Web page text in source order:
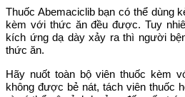
Thuốc Abemaciclib bạn có thể dùng
kèm với thức ăn đều được. Tuy
kích ứng dạ dày xảy ra thì người
thức ăn.
Hãy nuốt toàn bộ viên thuốc kèm
không được bẻ nát, tách viên thuốc